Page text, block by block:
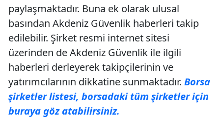
paylaşmaktadır. Buna ek olarak ulusal
basından Akdeniz Güvenlik haberleri takip
edilebilir. Şirket resmi internet sitesi
üzerinden de Akdeniz Güvenlik ile ilgili
haberleri derleyerek takipçilerinin ve
yatırımcılarının dikkatine sunmaktadır. Borsa
şirketler listesi, borsadaki tüm şirketler için
buraya göz atabilirsiniz.